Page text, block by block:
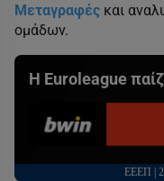
Μεταγραφές και
ομάδων.
Η Euroleague
ΕΕΕΠ |